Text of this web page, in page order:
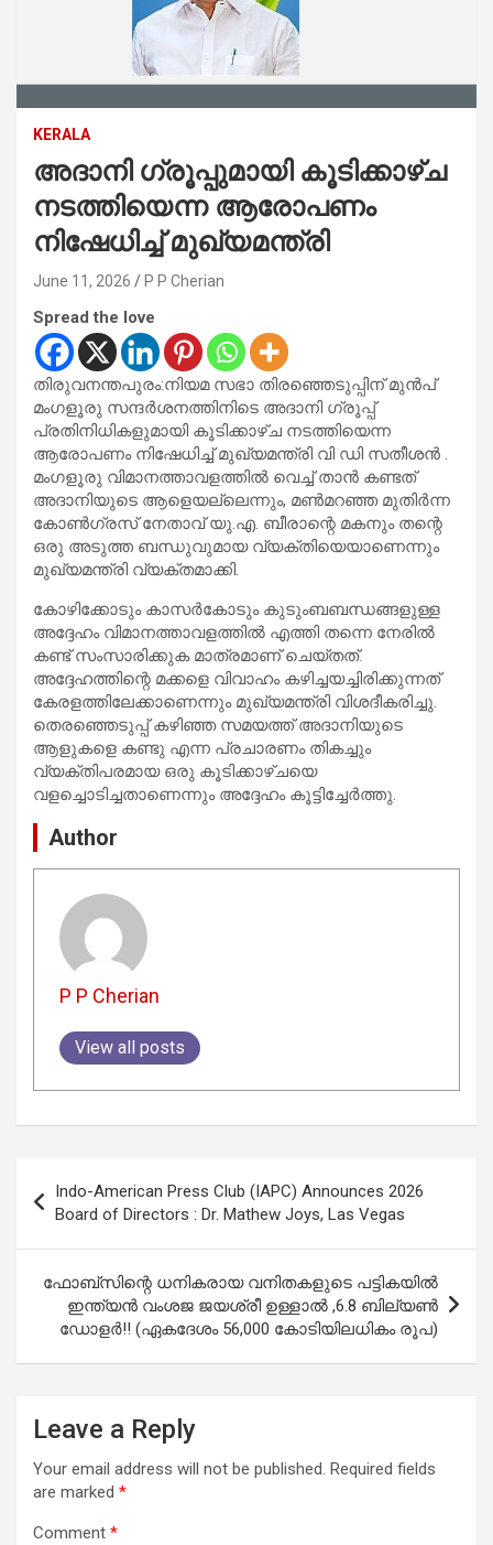
KERALA
അദാനി ഗ്രൂപ്പുമായി കൂടിക്കാഴ്ച
നടത്തിയെന്ന ആരോപണം
നിഷേധിച്ച് മുഖ്യമന്ത്രി
June 11, 2026 P P Cherian
Spread the love
തിരുവനന്തപുരം:നിയമ സഭാ തിരഞ്ഞെടുപ്പിന് മുൻപ്
മംഗളൂരു സന്ദർശനത്തിനിടെ അദാനി ഗ്രൂപ്പ്
പ്രതിനിധികളുമായി കൂടിക്കാഴ്ച നടത്തിയെന്ന
ആരോപണം നിഷേധിച്ച് മുഖ്യമന്ത്രി വി ഡി സതീശൻ .
മംഗളൂരു വിമാനത്താവളത്തിൽ വെച്ച് താൻ കണ്ടത്
അദാനിയുടെ ആളെയല്ലെന്നും, മൺമറഞ്ഞ മുതിർന്ന
കോൺഗ്രസ് നേതാവ് യു.എ. ബീരാന്റെ മകനും തന്റെ
ഒരു അടുത്ത ബന്ധുവുമായ വ്യക്തിയെയാണെന്നും
മുഖ്യമന്ത്രി വ്യക്തമാക്കി.
കോഴിക്കോടും കാസർകോടും കുടുംബബന്ധങ്ങളുള്ള
അദ്ദേഹം വിമാനത്താവളത്തിൽ എത്തി തന്നെ നേരിൽ
കണ്ട് സംസാരിക്കുക മാത്രമാണ് ചെയ്തത്.
അദ്ദേഹത്തിന്റെ മക്കളെ വിവാഹം കഴിച്ചയച്ചിരിക്കുന്നത്
കേരളത്തിലേക്കാണെന്നും മുഖ്യമന്ത്രി വിശദീകരിച്ചു.
തെരഞ്ഞെടുപ്പ് കഴിഞ്ഞ സമയത്ത് അദാനിയുടെ
ആളുകളെ കണ്ടു എന്ന പ്രചാരണം തികച്ചും
വ്യക്തിപരമായ ഒരു കൂടിക്കാഴ്ചയെ
വളച്ചൊടിച്ചതാണെന്നും അദ്ദേഹം കൂട്ടിച്ചേർത്തു.
Author
P P Cherian
View all posts
navigation
Indo-American Press Club (IAPC) Announces 2026
Board of Directors : Dr. Mathew Joys, Las Vegas
ഫോബ്‌സിന്റെ ധനികരായ വനിതകളുടെ പട്ടികയിൽ
ഇന്ത്യൻ വംശജ ജയശ്രീ ഉള്ളാൽ ,6.8 ബില്യൺ
ഡോളർ!! (ഏകദേശം 56,000 കോടിയിലധികം രൂപ)
Leave a Reply
Your email address will not be published. Required fields
are marked *
Comment *